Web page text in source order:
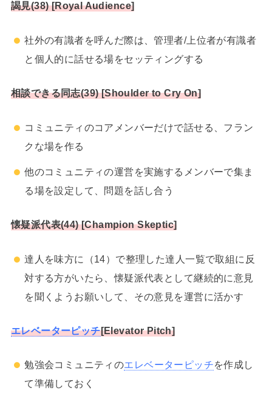
謁見(38) [Royal Audience]
社外の有識者を呼んだ際は、管理者/上位者が有識者
と個人的に話せる場をセッティングする
相談できる同志(39) [Shoulder to Cry On]
コミュニティのコアメンバーだけで話せる、フラン
クな場を作る
他のコミュニティの運営を実施するメンバーで集ま
る場を設定して、問題を話し合う
懐疑派代表(44) [Champion Skeptic]
達人を味方に（14）で整理した達人一覧で取組に反
対する方がいたら、懐疑派代表として継続的に意見
を聞くようお願いして、その意見を運営に活かす
エレベーターピッチ[Elevator Pitch]
勉強会コミュニティのエレベーターピッチを作成し
て準備しておく